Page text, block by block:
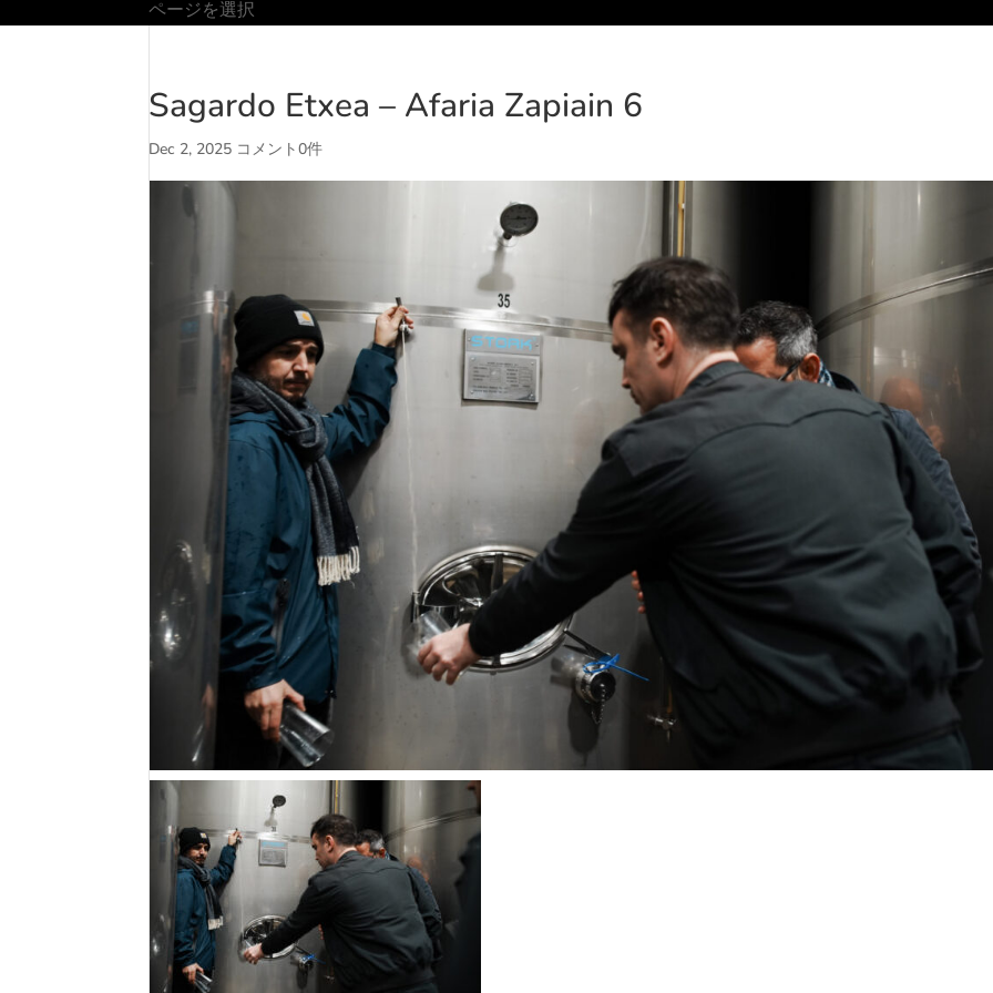
ページを選択
Sagardo Etxea – Afaria Zapiain 6
Dec 2, 2025 コメント0件